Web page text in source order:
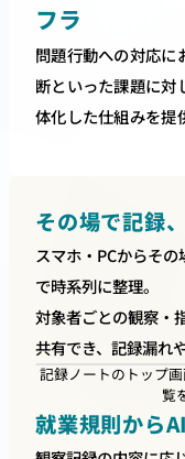
フラ
問題行動への対応に
断といった課題に
体化した仕組みを提
その場で記録
スマホ・PCからそ
で時系列に整理。
対象者ごとの観察・
共有でき、記録漏れ
記録ノートのトップ
覧
就業規則から